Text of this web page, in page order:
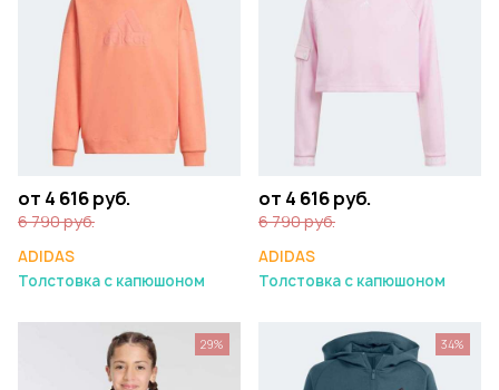
от 4 616 руб.
6 790 руб.
ADIDAS
Толстовка с капюшоном
от 4 616 руб.
6 790 руб.
ADIDAS
Толстовка с капюшоном
29% 34%